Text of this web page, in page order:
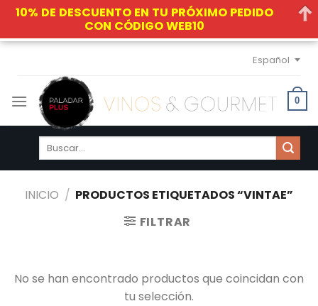
Skip
content
Español
0
Buscar
INICIO / PRODUCTOS ETIQUETADOS “VINTAE”
FILTRAR
No se han encontrado productos que coincidan con
tu selección.
10% DE DESCUENTO EN TU PRÓXIMO PEDIDO
CON CÓDIGO WEB10